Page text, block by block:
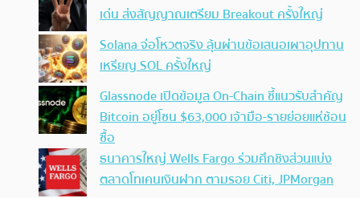
เด่น ส่งสัญญาณเตรียม Breakout ครั้งใหญ่
Solana จ่อโหวตจริง ลุ้นผ่านข้อเสนอเผาอุปทาน
เหรียญ SOL ครั้งใหญ่
Glassnode เปิดข้อมูล On-Chain ชี้แนวรับสำคัญ
Bitcoin อยู่โซน $63,000 เจ้ามือ-รายย่อยแห่ช้อน
ซื้อ
ธนาคารใหญ่ Wells Fargo ร่วมศึกชิงส่วนแบ่ง
ตลาดโทเคนเงินฝาก ตามรอย Citi, JPMorgan